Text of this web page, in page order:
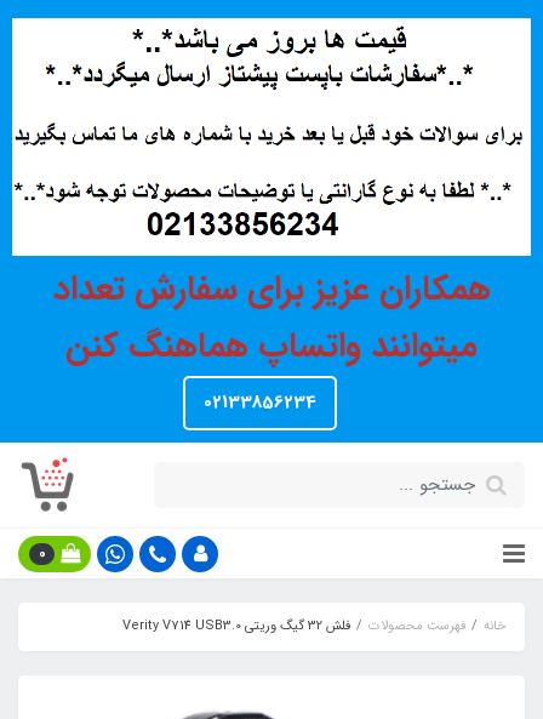
همکاران عزیز برای سفارش تعداد
میتوانند واتساپ هماهنگ کنن
02133856234
0
خانه فهرست محصولات فلش 32 گیگ وریتی Verity V714 USB3.0